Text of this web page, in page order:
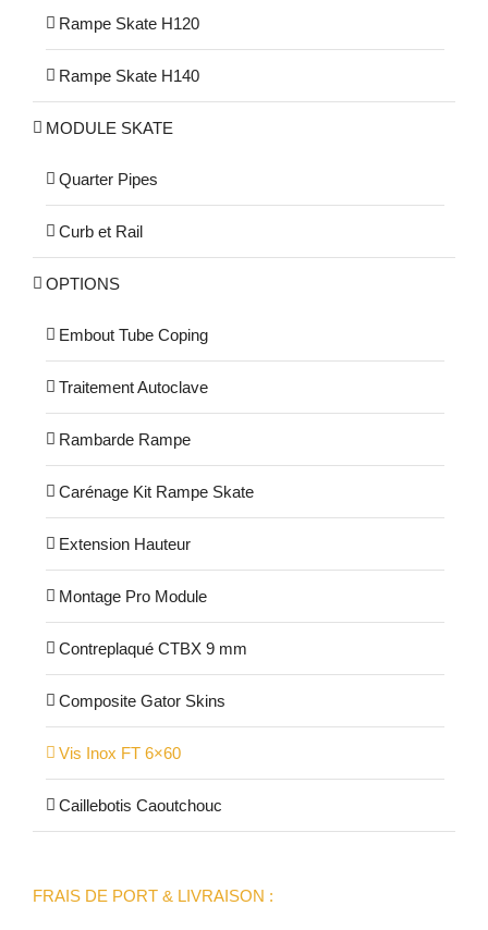
Rampe Skate H120
Rampe Skate H140
MODULE SKATE
Quarter Pipes
Curb et Rail
OPTIONS
Embout Tube Coping
Traitement Autoclave
Rambarde Rampe
Carénage Kit Rampe Skate
Extension Hauteur
Montage Pro Module
Contreplaqué CTBX 9 mm
Composite Gator Skins
Vis Inox FT 6×60
Caillebotis Caoutchouc
FRAIS DE PORT & LIVRAISON :